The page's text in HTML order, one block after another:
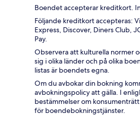
Boendet accepterar kreditkort.
Följande kreditkort accepteras:
Express, Discover, Diners Club,
Pay.
Observera att kulturella normer
sig i olika länder och på olika
listas är boendets egna.
Om du avbokar din bokning
avbokningspolicy att gälla. I
bestämmelser om
för boendebokningstjänster.